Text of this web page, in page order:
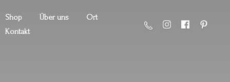
Shop Über uns
Ort
Kontakt